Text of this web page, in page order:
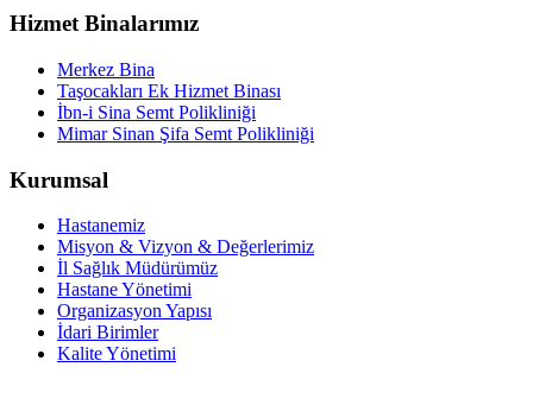
Hizmet Binalarımız
Merkez Bina
Taşocakları Ek Hizmet Binası
İbn-i Sina Semt Polikliniği
Mimar Sinan Şifa Semt Polikliniği
Kurumsal
Hastanemiz
Misyon & Vizyon & Değerlerimiz
İl Sağlık Müdürümüz
Hastane Yönetimi
Organizasyon Yapısı
İdari Birimler
Kalite Yönetimi